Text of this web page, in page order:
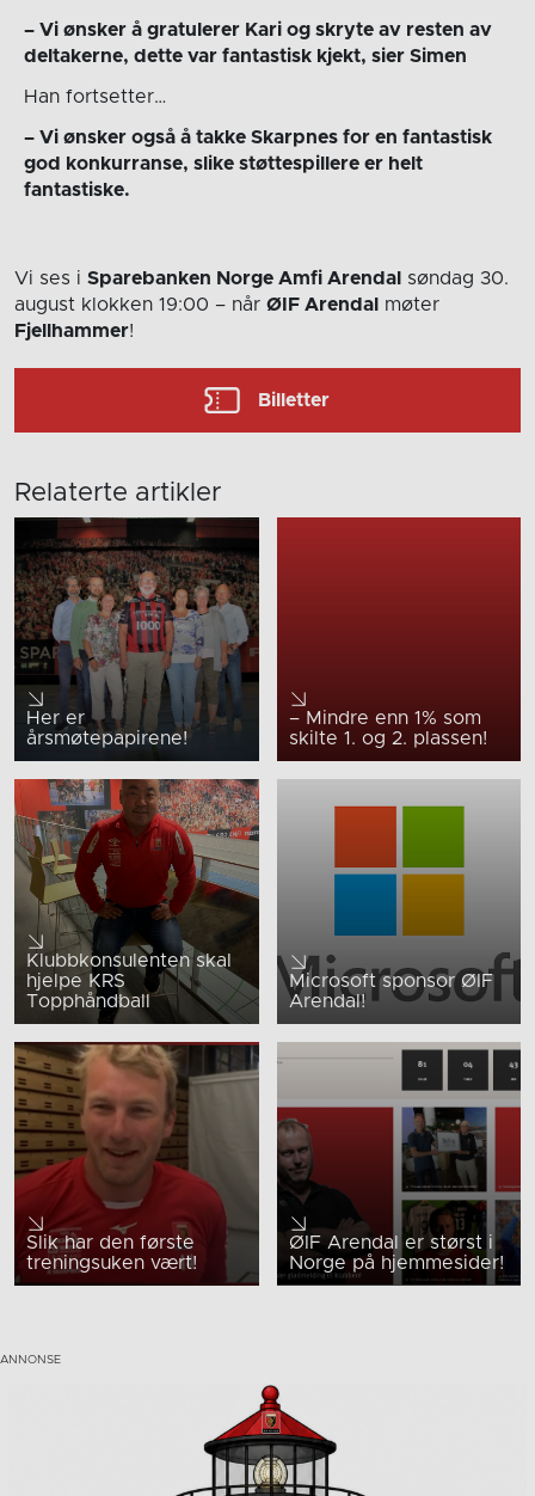
– Vi ønsker å gratulerer Kari og skryte av resten av
deltakerne, dette var fantastisk kjekt, sier Simen
Han fortsetter…
– Vi ønsker også å takke Skarpnes for en fantastisk
god konkurranse, slike støttespillere er helt
fantastiske.
Vi ses i Sparebanken Norge Amfi Arendal søndag 30.
august klokken 19:00 – når ØIF Arendal møter
Fjellhammer!
Billetter
Relaterte artikler
Her er
årsmøtepapirene!
– Mindre enn 1% som
skilte 1. og 2. plassen!
Klubbkonsulenten skal
hjelpe KRS
Topphåndball
Microsoft sponsor ØIF
Arendal!
Slik har den første
treningsuken vært!
ØIF Arendal er størst i
Norge på hjemmesider!